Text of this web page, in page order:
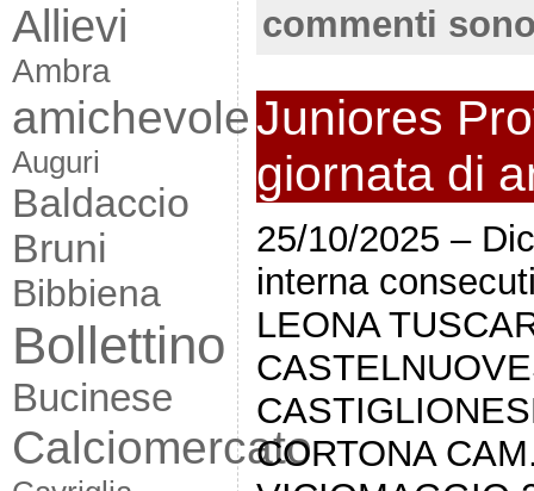
Allievi
Ambra
amichevole
Auguri
Baldaccio
Bruni
Bibbiena
Bollettino
Bucinese
Calciomercato
commenti
Juniores
giornata di
25/10/2025 –
interna
LEONA
CORTONA